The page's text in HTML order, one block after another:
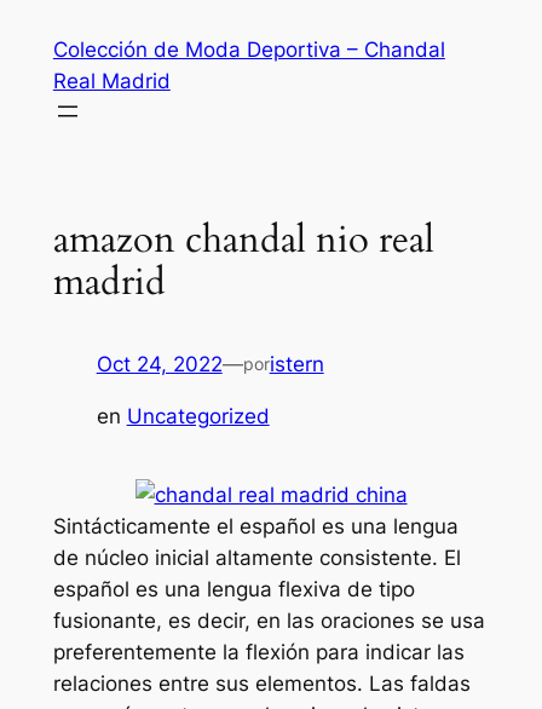
contenido
Colección de Moda Deportiva – Chandal
Real Madrid
amazon chandal nio real
madrid
Oct 24, 2022—poristern
en Uncategorized
Sintácticamente el español es una lengua
de núcleo inicial altamente consistente. El
español es una lengua flexiva de tipo
fusionante, es decir, en las oraciones se usa
preferentemente la flexión para indicar las
relaciones entre sus elementos. Las faldas